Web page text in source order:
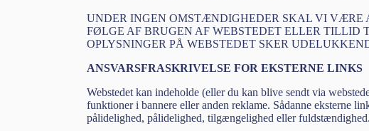
UNDER INGEN OMSTÆNDIGHEDER SKAL VI VÆRE
FØLGE AF BRUGEN AF WEBSTEDET ELLER TILLID
OPLYSNINGER PÅ WEBSTEDET SKER
ANSVARSFRASKRIVELSE FOR EKSTERNE LINKS
Webstedet kan indeholde (eller du kan blive sendt via
funktioner i bannere eller anden reklame. Sådanne eksterne
pålidelighed, pålidelighed, tilgængelighed eller fuldstændighed.